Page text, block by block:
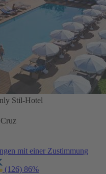
Stil-Hotel
mit einer Zustimmung
(126) 86%